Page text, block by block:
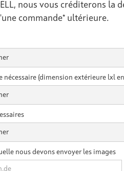
nous vous créditerons la
commande* ultérieure.
nécessaire (dimension extérieure lxl
nous devons envoyer les images